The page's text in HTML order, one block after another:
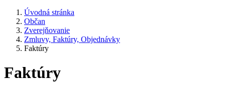
Úvodná stránka
Občan
Zverejňovanie
Zmluvy, Faktúry, Objednávky
Faktúry
Faktúry